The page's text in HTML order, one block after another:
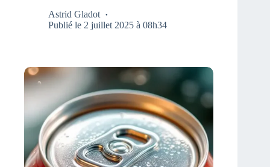
Astrid Gladot
Publié le 2 juillet 2025 à 08h34